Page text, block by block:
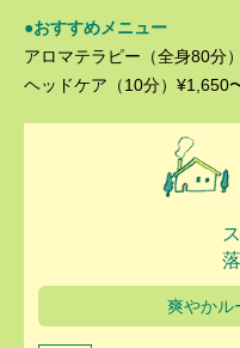
●おすすめメニュー
アロマテラピー（全身80分
ヘッドケア（10分）¥1,650
爽やかル